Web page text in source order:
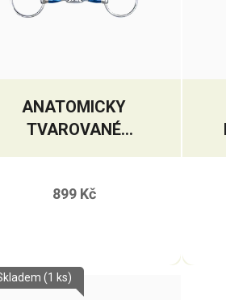
ANATOMICKY
TVAROVANÉ
DVAKRÁT LOMENÉ
899 Kč
(1 ks)